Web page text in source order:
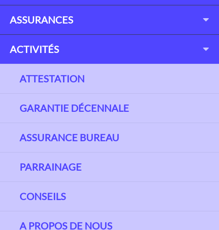
ASSURANCES
ACTIVITÉS
ATTESTATION
GARANTIE DÉCENNALE
ASSURANCE BUREAU
PARRAINAGE
CONSEILS
A PROPOS DE NOUS